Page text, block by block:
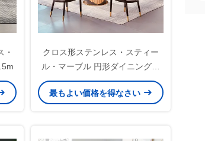
・
クロス形ステンレス・スティー
ル・マーブル 円形ダイニングテ
ーブル
最もよい価格を得なさい